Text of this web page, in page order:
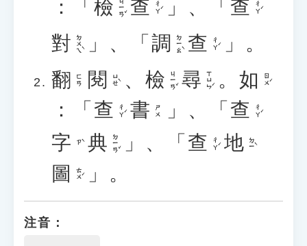
：「 檢 ㄐㄧㄢˇ 查 ㄔㄚˊ 」、「 查 ㄔㄚˊ
對 ㄉㄨㄟˋ 」、「 調 ㄉㄧㄠˋ 查 ㄔㄚˊ
」。
翻 ㄈㄢ 閱 ㄩㄝˋ 、 檢 ㄐㄧㄢˇ 尋 ㄒㄩㄣˊ 。 如 ㄖㄨˊ
：「 查 ㄔㄚˊ 書 ㄕㄨ 」、「 查 ㄔㄚˊ
字 ㄗˋ 典 ㄉㄧㄢˇ 」、「 查 ㄔㄚˊ 地 ㄉㄧˋ
圖 ㄊㄨˊ 」。
注音：